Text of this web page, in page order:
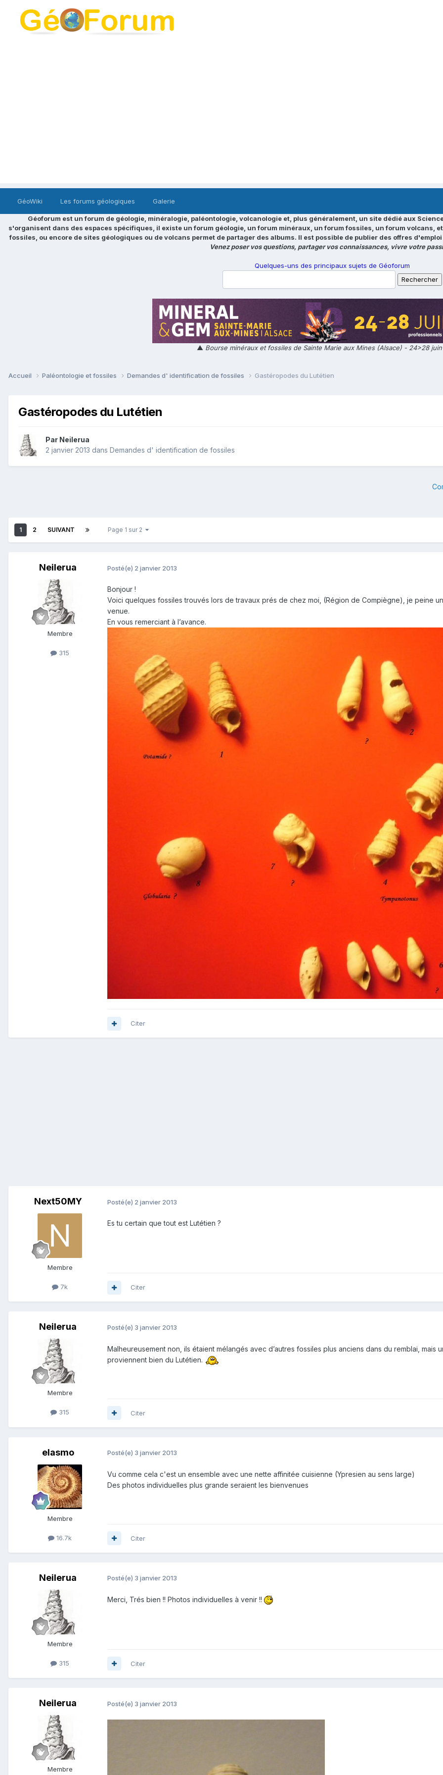
GéoWiki Les forums géologiques Galerie
Géoforum est un forum de géologie, minéralogie, paléontologie, volcanologie et, plus généralement, un site dédié aux
s'organisent dans des espaces spécifiques, il existe un forum géologie, un forum minéraux, un forum fossiles, un forum volcans,
fossiles, ou encore de sites géologiques ou de volcans permet de partager des albums. Il est possible de publier des offres
Venez poser vos questions, partager vos connaissances, vivre votre
Quelques-uns des principaux sujets de Géoforum
▲ Bourse minéraux et fossiles de Sainte Marie aux Mines (Alsace) - 24>28
Accueil Paléontologie et fossiles Demandes d' identification de fossiles Gastéropodes du Lutétien
Gastéropodes du Lutétien
Par Neilerua
2 janvier 2013 dans Demandes d' identification de fossiles
1 2 SUIVANT Page 1 sur 2
Neilerua
Membre
315
Posté(e) 2 janvier 2013
Bonjour !
Voici quelques fossiles trouvés lors de travaux prés de chez moi, (Région de Compiègne), je peine
venue.
En vous remerciant à l’avance.
Citer
Next50MY
Membre
7k
Posté(e) 2 janvier 2013
Es tu certain que tout est Lutétien ?
Citer
Neilerua
Membre
315
Posté(e) 3 janvier 2013
Malheureusement non, ils étaient mélangés avec d’autres fossiles plus anciens dans du remblai, mais
proviennent bien du Lutétien.
Citer
elasmo
Membre
16.7k
Posté(e) 3 janvier 2013
Vu comme cela c'est un ensemble avec une nette affinitée cuisienne (Ypresien au sens large)
Des photos individuelles plus grande seraient les bienvenues
Citer
Neilerua
Membre
315
Posté(e) 3 janvier 2013
Merci, Trés bien !! Photos individuelles à venir !!
Citer
Neilerua
Membre
Posté(e) 3 janvier 2013